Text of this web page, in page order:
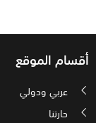
أقسام الموقع
عربي ودولي
حارتنا